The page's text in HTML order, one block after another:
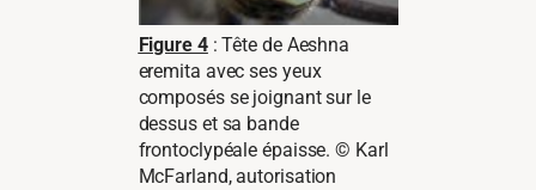
Figure 4 : Tête de Aeshna
eremita avec ses yeux
composés se joignant sur le
dessus et sa bande
frontoclypéale épaisse. © Karl
McFarland, autorisation